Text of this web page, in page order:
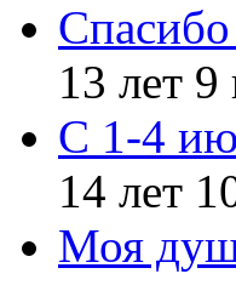
Спасибо
13 лет 9
С 1-4
14 лет
Моя